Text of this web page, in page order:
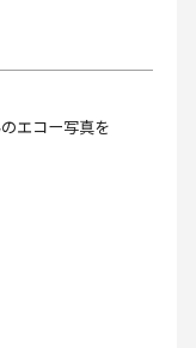
エコー写真を